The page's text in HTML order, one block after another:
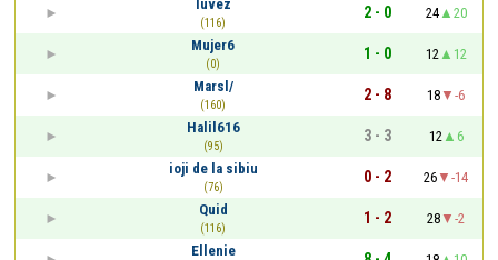
luvez
(116)
2 - 0 24
20
Mujer6
(0)
1 - 0 12
12
Marsl/
(160)
2 - 8 18
-6
Halil616
(95)
3 - 3 12
6
ioji de la sibiu
(76)
0 - 2 26
-14
Quid
(116)
1 - 2 28
-2
Ellenie